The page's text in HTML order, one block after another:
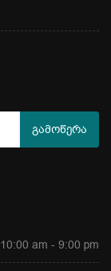
გამოწერა
10:00 am - 9:00 pm